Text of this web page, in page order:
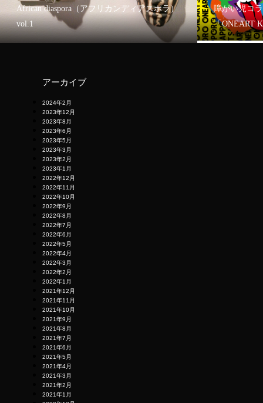
African diaspora（アフリカンディアスポラ）
vol.1
障がい児コ
「ONEART
アーカイブ
2024年2月
2023年12月
2023年8月
2023年6月
2023年5月
2023年3月
2023年2月
2023年1月
2022年12月
2022年11月
2022年10月
2022年9月
2022年8月
2022年7月
2022年6月
2022年5月
2022年4月
2022年3月
2022年2月
2022年1月
2021年12月
2021年11月
2021年10月
2021年9月
2021年8月
2021年7月
2021年6月
2021年5月
2021年4月
2021年3月
2021年2月
2021年1月